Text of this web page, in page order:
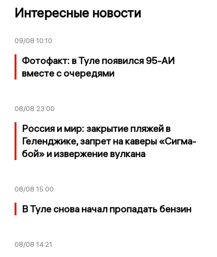
Интересные новости
09/08 10:10
Фотофакт: в Туле появился 95-АИ
вместе с очередями
08/08 23:00
Россия и мир: закрытие пляжей в
Геленджике, запрет на каверы «Сигма-
бой» и извержение вулкана
08/08 15:00
В Туле снова начал пропадать бензин
08/08 14:21